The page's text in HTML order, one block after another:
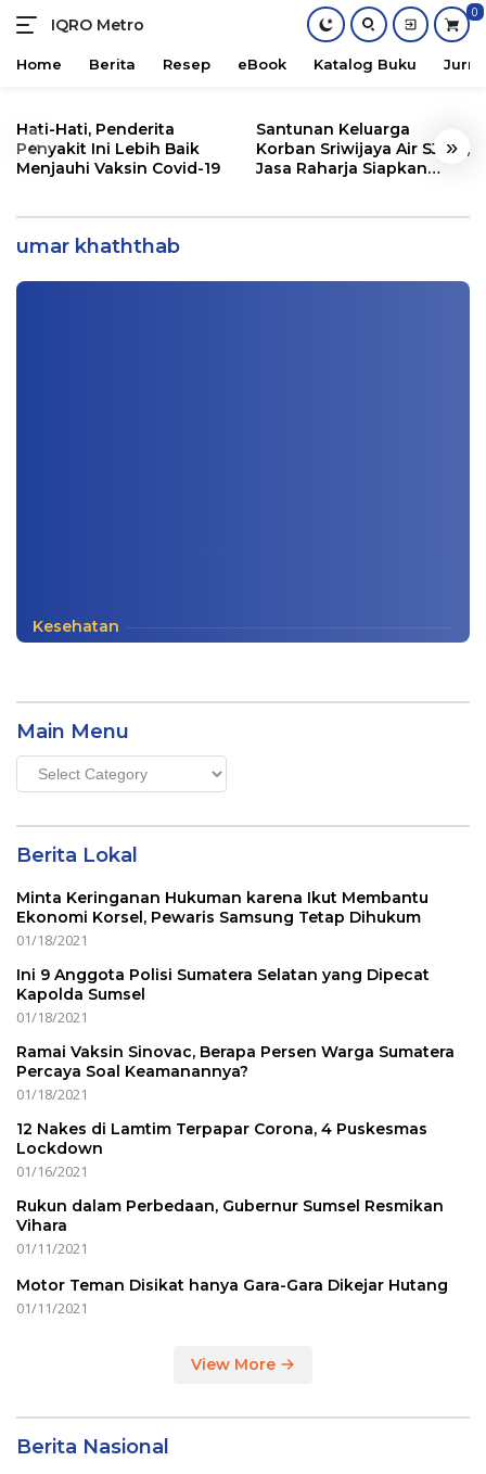
content
IQRO Metro
Lets
Bright
0
Home Berita Resep eBook Katalog Buku
« »
Hati-Hati, Penderita
Penyakit Ini Lebih Baik
Menjauhi Vaksin Covid-19
Santunan Keluarga
Korban Sriwijaya Air SJ182,
Jasa Raharja Siapkan
umar khaththab
Kondisi Nabi SAW
Khutbah Jum'at| 12/28/2020
Kesehatan
Main Menu
Main
Menu
Berita Lokal
Minta Keringanan Hukuman karena Ikut Membantu
Ekonomi Korsel, Pewaris Samsung Tetap Dihukum
01/18/2021
Ini 9 Anggota Polisi Sumatera Selatan yang Dipecat
Kapolda Sumsel
01/18/2021
Ramai Vaksin Sinovac, Berapa Persen Warga Sumatera
Percaya Soal Keamanannya?
01/18/2021
12 Nakes di Lamtim Terpapar Corona, 4 Puskesmas
Lockdown
01/16/2021
Rukun dalam Perbedaan, Gubernur Sumsel Resmikan
Vihara
01/11/2021
Motor Teman Disikat hanya Gara-Gara Dikejar Hutang
01/11/2021
View More
Berita Nasional